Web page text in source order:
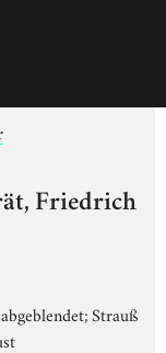
Friedrich
Strauß